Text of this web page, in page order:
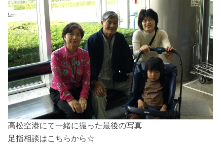
高松空港にて一緒に撮った最後の写真
足指相談はこちらから☆